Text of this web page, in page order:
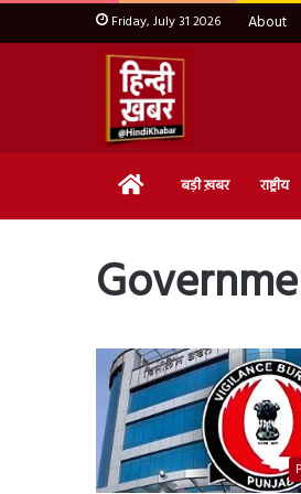
Friday, July 31 2026 About
Home बड़ी ख़बर राष्ट्रीय